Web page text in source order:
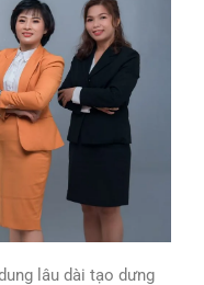
lâu dài tạo dưng